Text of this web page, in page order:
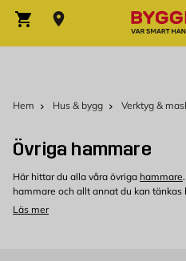
Varukorg
Hem Hus & bygg Verktyg &
Övriga hammare
Här hittar du alla våra övriga hammare
hammare och allt annat du kan
Läs mer